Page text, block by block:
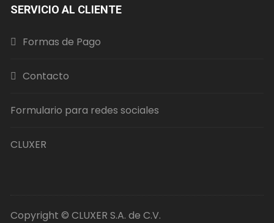
SERVICIO AL CLIENTE
Formas de Pago
Contacto
Formulario para redes sociales
CLUXER
Copyright © CLUXER S.A. de C.V.